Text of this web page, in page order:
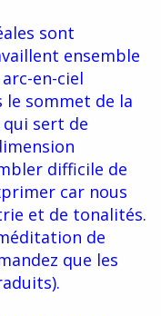
sont
ensemble
en-ciel
le sommet de la
sert de
difficile de
car nous
et de tonalités.
de
que les